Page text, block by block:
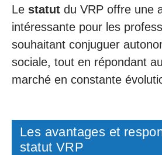
Le statut du VRP offre une
intéressante pour les
souhaitant conjuguer
sociale, tout en répondant
marché en constante
Les avantages et
statut VRP